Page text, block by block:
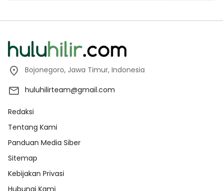
Bojonegoro, Jawa Timur, Indonesia
huluhilirteam@gmail.com
Redaksi
Tentang Kami
Panduan Media Siber
Sitemap
Kebijakan Privasi
Hubungi Kami